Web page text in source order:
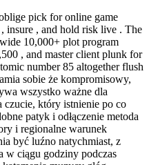
pick for online game
insure , and hold risk live . The
10,000+ plot program
, and master client plunk for
number 85 altogether flush
sobie że kompromisowy,
wszystko ważne dla
który istnienie po co
patyk i odłączenie metoda
i regionalne warunek
być luźno natychmiast, z
w ciągu godziny podczas